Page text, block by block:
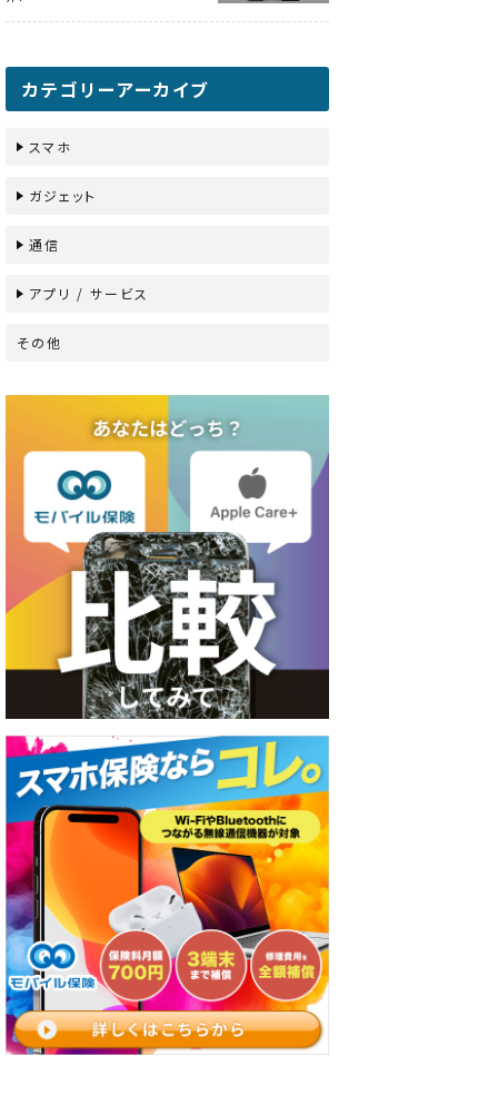
カテゴリーアーカイブ
スマホ
ガジェット
通信
アプリ / サービス
その他